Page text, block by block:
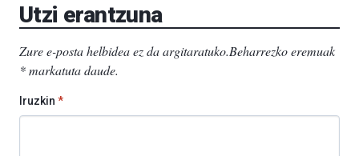
Utzi erantzuna
Zure e-posta helbidea ez da argitaratuko.Beharrezko eremuak
*markatuta daude.
Iruzkin *